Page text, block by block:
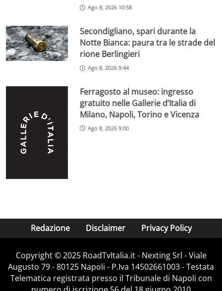
Ago 8, 2026 10:58
Secondigliano, spari durante la
Notte Bianca: paura tra le strade del
rione Berlingieri
Ago 8, 2026 9:44
Ferragosto al museo: ingresso
gratuito nelle Gallerie d’Italia di
Milano, Napoli, Torino e Vicenza
Ago 8, 2026 9:00
Redazione Disclaimer Privacy Policy
Copyright ©️ 2025 RoadTvItalia.it - Nexting Srl - Viale
Augusto 79 - 80125 Napoli - P.Iva 14502661003 - Testata
Telematica registrata presso il Tribunale di Napoli con